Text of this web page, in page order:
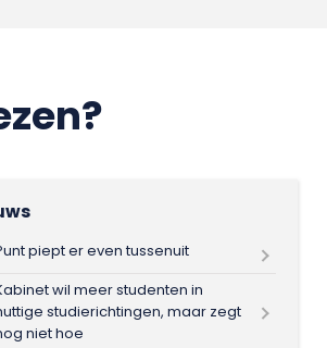
piept er even tussenuit
wil meer studenten in
studierichtingen, maar zegt
niet hoe